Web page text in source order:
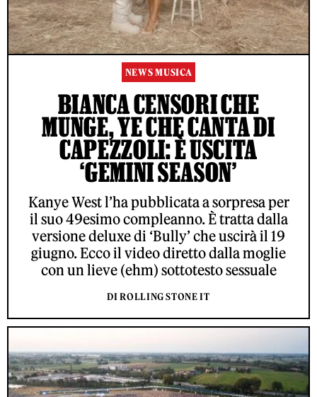
NEWS MUSICA
BIANCA CENSORI CHE
MUNGE, YE CHE CANTA DI
CAPEZZOLI: È USCITA
‘GEMINI SEASON’
Kanye West l’ha pubblicata a sorpresa per
il suo 49esimo compleanno. È tratta dalla
versione deluxe di ‘Bully’ che uscirà il 19
giugno. Ecco il video diretto dalla moglie
con un lieve (ehm) sottotesto sessuale
DI ROLLING STONE IT